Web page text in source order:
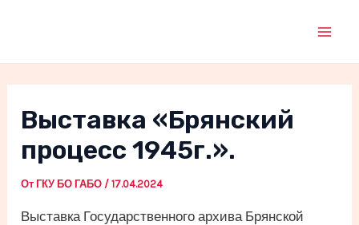
Выставка «Брянский
процесс 1945г.».
От ГКУ БО ГАБО /17.04.2024
Выставка Государственного архива Брянской